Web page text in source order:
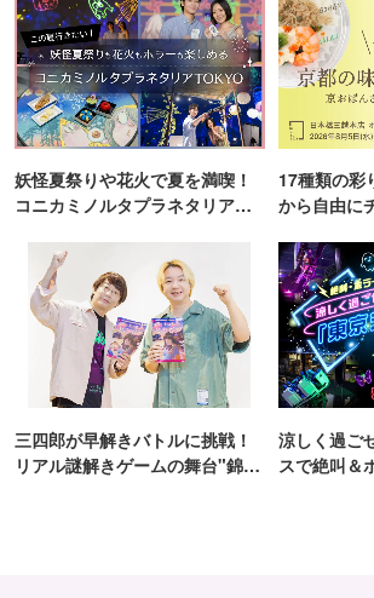
妖怪夏祭りや花火で夏を満喫！
コニカミノルタプラネタリア
17種類の彩
から自由に
三四郎が早解きバトルに挑戦！
リアル謎解きゲームの舞台"錦糸
涼しく過ご
スで絶叫＆